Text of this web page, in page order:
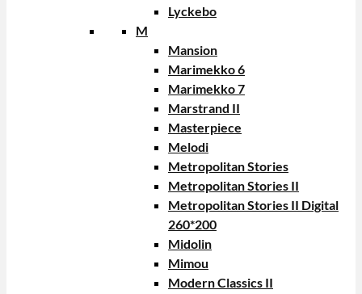
Lyckebo
M
Mansion
Marimekko 6
Marimekko 7
Marstrand II
Masterpiece
Melodi
Metropolitan Stories
Metropolitan Stories II
Metropolitan Stories II Digital
260*200
Midolin
Mimou
Modern Classics II